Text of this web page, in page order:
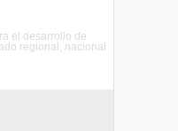
el desarrollo de
regional, nacional